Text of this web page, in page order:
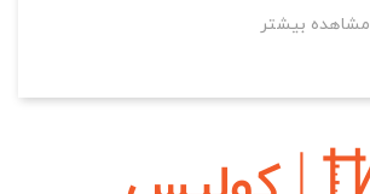
مشاهده بیشتر